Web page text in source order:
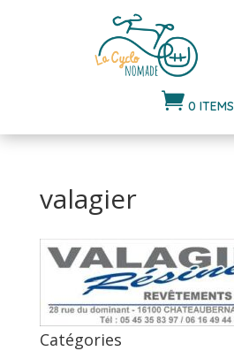
 0 ITEMS
valagier
Catégories